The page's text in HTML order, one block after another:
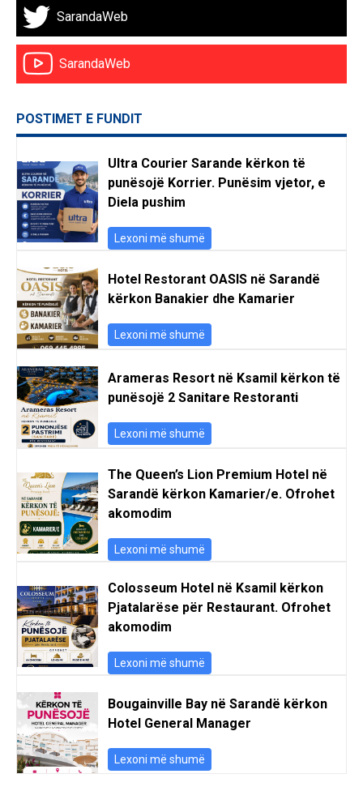
SarandaWeb
SarandaWeb
POSTIMET E FUNDIT
Ultra Courier Sarande kërkon të
punësojë Korrier. Punësim vjetor, e
Diela pushim
Lexoni më shumë
Hotel Restorant OASIS në Sarandë
kërkon Banakier dhe Kamarier
Lexoni më shumë
Arameras Resort në Ksamil kërkon të
punësojë 2 Sanitare Restoranti
Lexoni më shumë
The Queen’s Lion Premium Hotel në
Sarandë kërkon Kamarier/e. Ofrohet
akomodim
Lexoni më shumë
Colosseum Hotel në Ksamil kërkon
Pjatalarëse për Restaurant. Ofrohet
akomodim
Lexoni më shumë
Bougainville Bay në Sarandë kërkon
Hotel General Manager
Lexoni më shumë